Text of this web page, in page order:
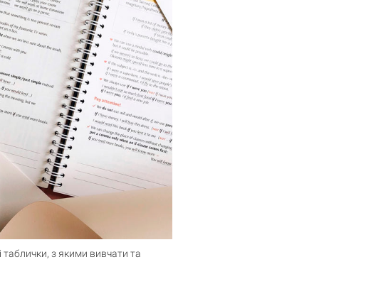
таблички, з якими вивчати та